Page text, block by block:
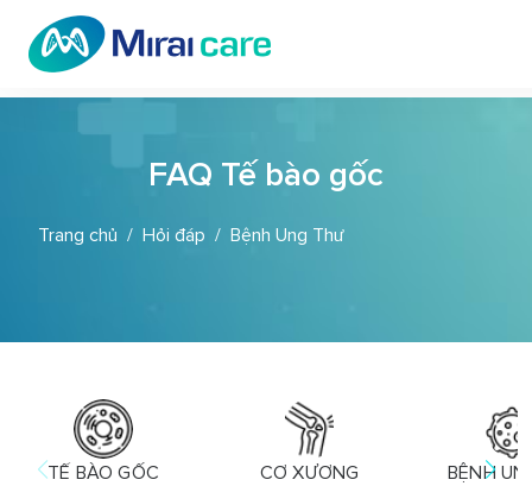
FAQ Tế bào gốc
Trang chủ Hỏi đáp Bệnh Ung Thư
TẾ BÀO GỐC
CƠ XƯƠNG
BỆNH